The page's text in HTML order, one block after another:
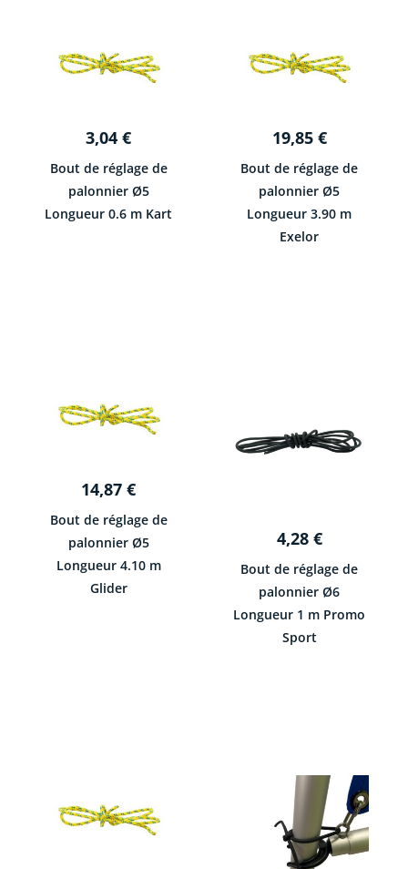
3,04€
Bout de réglage de
palonnier Ø5
Longueur 0.6 m Kart
19,85 €
Bout de réglage de
palonnier Ø5
Longueur 3.90 m
Exelor
14,87€
Bout de réglage de
palonnier Ø5
Longueur 4.10 m
Glider
4,28 €
Bout de réglage de
palonnier Ø6
Longueur 1 m Promo
Sport